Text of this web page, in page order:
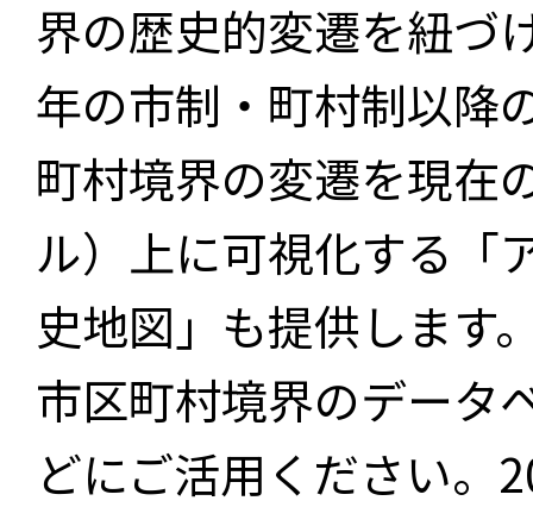
界の歴史的変遷を紐づ
年の市制・町村制以降
町村境界の変遷を現在
ル）上に可視化する「
史地図」も提供します
市区町村境界のデータ
どにご活用ください。